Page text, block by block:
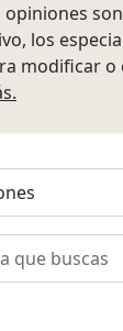
opiniones
los
modificar